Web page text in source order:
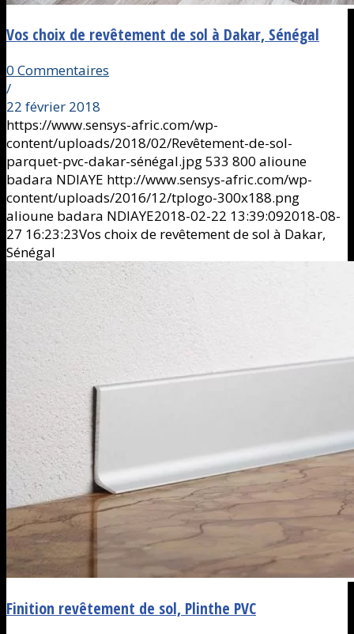
Vos choix de revêtement de sol à Dakar, Sénégal
0 Commentaires
/
22 février 2018
https://www.sensys-afric.com/wp-
content/uploads/2018/02/Revêtement-de-sol-
parquet-pvc-dakar-sénégal.jpg533 800 alioune
badara NDIAYE http://www.sensys-afric.com/wp-
content/uploads/2016/12/tplogo-300x188.png
alioune badara NDIAYE2018-02-22 13:39:092018-08-
27 16:23:23Vos choix de revêtement de sol à Dakar,
Sénégal
Finition revêtement de sol, Plinthe PVC